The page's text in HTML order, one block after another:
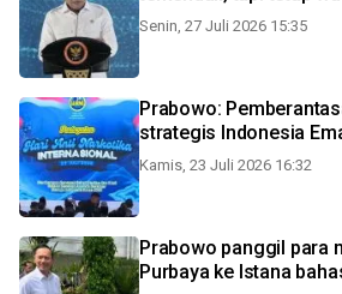
Senin, 27 Juli 2026 15:35
Prabowo:
strategis Indonesia
Kamis, 23 Juli 2026 16:32
Prabowo panggil para
Purbaya ke Istana